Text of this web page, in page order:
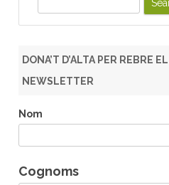
h
DONA’T D’ALTA PER REBRE EL
NEWSLETTER
Nom
Cognoms